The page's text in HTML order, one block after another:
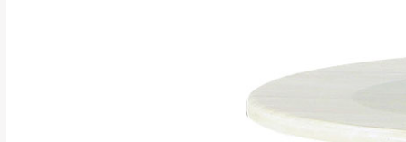
配送範圍：
苗栗至基隆；
素，導致無法配